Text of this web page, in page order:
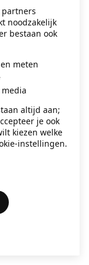
partners
noodzakelijk
bestaan ook
meten
altijd aan;
je ook
kiezen welke
instellingen.